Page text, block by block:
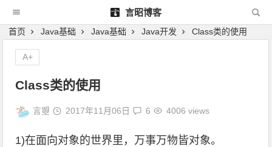
言昭博客
首页 Java基础 Java基础 Java开发 Class类的使用
Class类的使用
言曌 2017年11月06日 6 4006 views
1)在面向对象的世界里，万事万物皆对象。
A+